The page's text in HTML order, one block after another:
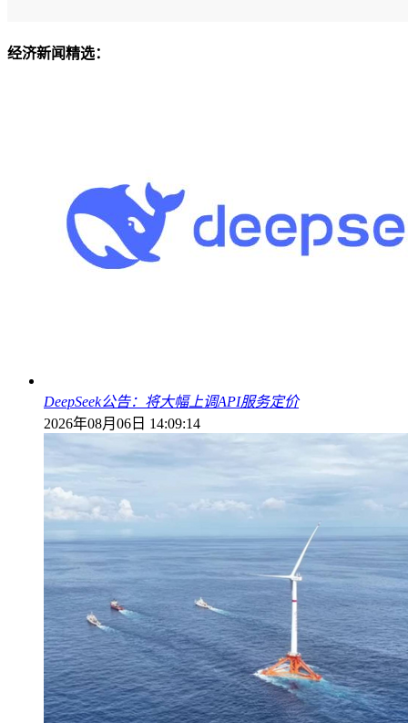
经济新闻精选：
DeepSeek公告：将大幅上调API服务定价
2026年08月06日 14:09:14